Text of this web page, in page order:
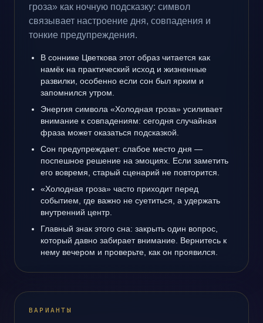
гроза» как ночную подсказку: символ
связывает настроение дня, совпадения и
тонкие предупреждения.
В соннике Цветкова этот образ читается как
намёк на практический исход и жизненные
развилки, особенно если сон был ярким и
запомнился утром.
Энергия символа «Холодная гроза» усиливает
внимание к совпадениям: сегодня случайная
фраза может оказаться подсказкой.
Сон предупреждает: слабое место дня —
поспешное решение на эмоциях. Если заметить
его вовремя, старый сценарий не повторится.
«Холодная гроза» часто приходит перед
событием, где важно не суетиться, а удержать
внутренний центр.
Главный знак этого сна: закрыть один вопрос,
который давно забирает внимание. Вернитесь к
нему вечером и проверьте, как он проявился.
ВАРИАНТЫ